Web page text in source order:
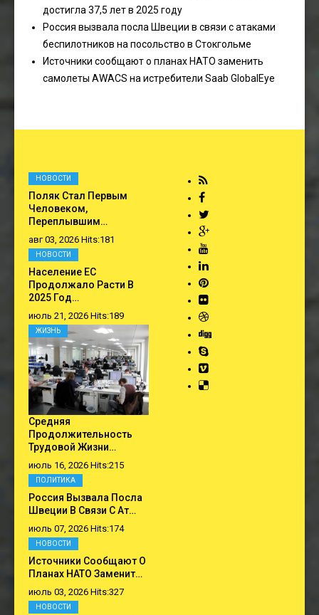
достигла 37,5 лет в 2025 году
Россия вызвала посла Швеции в связи с атаками
беспилотников на посольство в Стокгольме
Источники сообщают о планах НАТО заменить
самолеты AWACS на истребители Saab GlobalEye
Поляк Стал Первым
Человеком,
Переплывшим…
авг 03, 2026 Hits:181
НОВОСТИ
Население ЕС
Продолжало Расти В
2025 Год…
июль 21, 2026 Hits:189
НОВОСТИ
Средняя
Продолжительность
Трудовой Жизни…
июль 16, 2026 Hits:215
ЖИЗНЬ
Россия Вызвала Посла
Швеции В Связи С Ат…
июль 07, 2026 Hits:174
ПОЛИТИКА
Источники Сообщают О
Планах НАТО Заменит…
июль 03, 2026 Hits:327
НОВОСТИ
НОВОСТИ